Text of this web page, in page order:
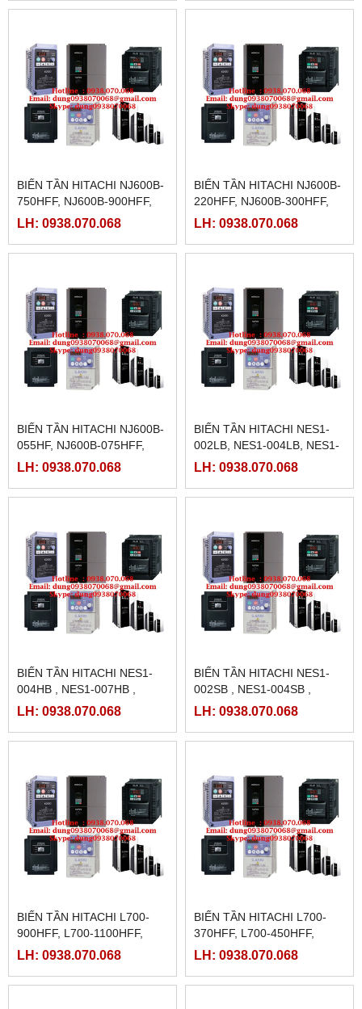
BIẾN TẦN HITACHI NJ600B-
750HFF, NJ600B-900HFF,
NJ600B-1100HFF, NJ600B-
LH: 0938.070.068
BIẾN TẦN HITACHI NJ600B-
220HFF, NJ600B-300HFF,
NJ600B-370HFF, NJ600B-
LH: 0938.070.068
BIẾN TẦN HITACHI NJ600B-
055HF, NJ600B-075HFF,
NJ600B-110HFF, NJ600B-
LH: 0938.070.068
BIẾN TẦN HITACHI NES1-
002LB, NES1-004LB, NES1-
007LB, NES1-015LB, NES1-
LH: 0938.070.068
BIẾN TẦN HITACHI NES1-
004HB , NES1-007HB ,
NES1-015HB , NES1-022HB
LH: 0938.070.068
BIẾN TẦN HITACHI NES1-
002SB , NES1-004SB ,
NES1-007SB , NES1-015SB ,
LH: 0938.070.068
BIẾN TẦN HITACHI L700-
900HFF, L700-1100HFF,
L700-1320HFF, L700-
LH: 0938.070.068
BIẾN TẦN HITACHI L700-
370HFF, L700-450HFF,
L700-550HFF, L700-750HFF,
LH: 0938.070.068